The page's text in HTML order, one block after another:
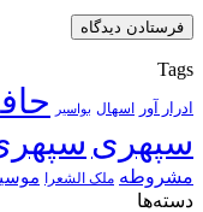
Tags
ادرار آور اسهال بواسیر
سپهری
مشروطه ملک الشعرا
دسته‌ها